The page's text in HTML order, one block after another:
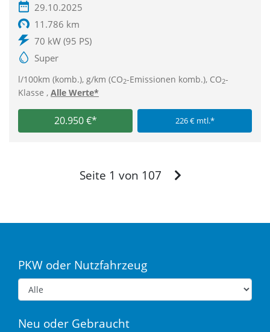
29.10.2025
11.786 km
70 kW (95 PS)
Super
l/100km (komb.), g/km (CO2-Emissionen komb.), CO2-
Klasse , Alle Werte*
20.950 €* 226 € mtl.*
Seite 1 von 107 Vor
PKW oder Nutzfahrzeug
Neu oder Gebraucht